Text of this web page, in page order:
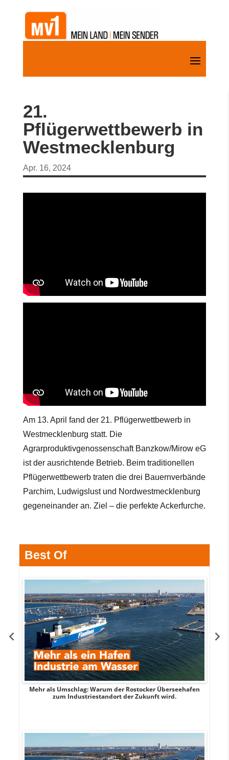
21.
Pflügerwettbewerb in
Westmecklenburg
Apr. 16, 2024
Am 13. April fand der 21. Pflügerwettbewerb in
Westmecklenburg statt. Die
Agrarproduktivgenossenschaft Banzkow/Mirow eG
ist der ausrichtende Betrieb. Beim traditionellen
Pflügerwettbewerb traten die drei Bauernverbände
Parchim, Ludwigslust und Nordwestmecklenburg
gegeneinander an. Ziel – die perfekte Ackerfurche.
Best Of
Mehr als Umschlag: Warum der Rostocker Überseehafen
zum Industriestandort der Zukunft wird.